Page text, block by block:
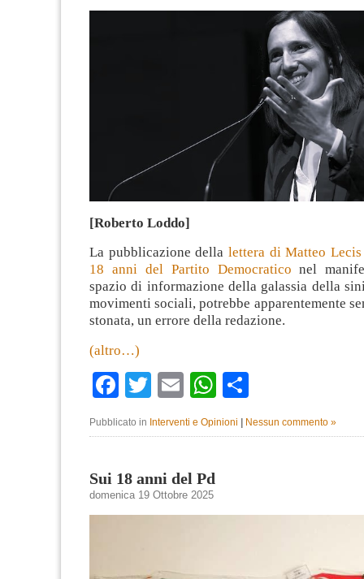
[Roberto Loddo]
La pubblicazione della lettera di Matteo
18 anni del Partito Democratico nel
spazio di informazione della galassia della
movimenti sociali, potrebbe apparentemente
stonata, un errore della redazione.
(altro…)
Facebook
TwitterEmailWhatsApp
Pubblicato in Interventi e Opinioni | Nessun commento »
Sui 18 anni del Pd
domenica 19 Ottobre 2025